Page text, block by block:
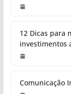
12 Dicas para
investimentos
Comunicação